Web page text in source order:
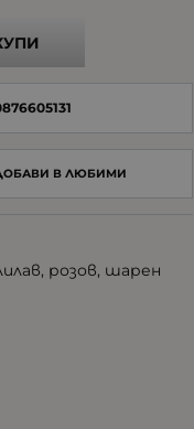
В ЛЮБИМИ
розов, шарен